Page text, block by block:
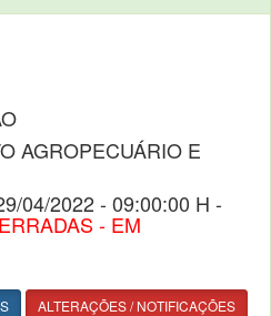
AGROPECUÁRIO E
04/2022 - 09:00:00 H -
- EM
ALTERAÇÕES / NOTIFICAÇÕES